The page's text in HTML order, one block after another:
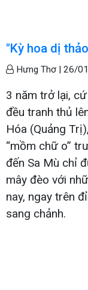
"Kỳ hoa dị
Hưng Thơ | 26/
3 năm trở lại,
đều tranh thủ
Hóa (Quảng
“mồm chữ o”
đến Sa Mù chỉ
mây đèo với
nay, ngay trên
sang chảnh.